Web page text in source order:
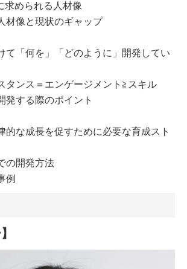
められる人材像
材像と現状のギャップ
て「何を」「どのように」開発してい
ンス＝エンゲージメント≧スキル
する際のポイント
的な成長を促すために必要な育成スト
の開発方法
例